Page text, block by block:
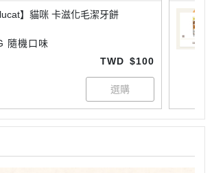
】貓咪 卡滋化毛潔牙餅
隨機口味
TWD $100